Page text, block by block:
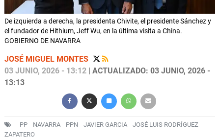
De izquierda a derecha, la presidenta Chivite, el presidente Sánchez y
el fundador de Hithium, Jeff Wu, en la última visita a China.
GOBIERNO DE NAVARRA
JOSÉ MIGUEL MONTES
03 JUNIO, 2026 - 13:12 | ACTUALIZADO: 03 JUNIO, 2026 -
13:13
PP NAVARRA PPN JAVIER GARCIA
JOSÉ LUIS RODRÍGUEZ
ZAPATERO